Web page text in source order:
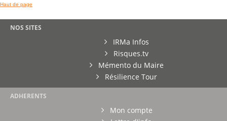
Haut de page
NOS SITES
IRMa Infos
Risques.tv
Mémento du Maire
Résilience Tour
ADHERENTS
Mon compte